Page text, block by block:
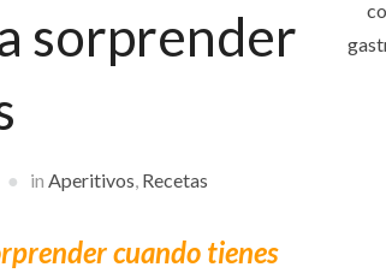
sorprender
in Aperitivos, Recetas
cuando tienes